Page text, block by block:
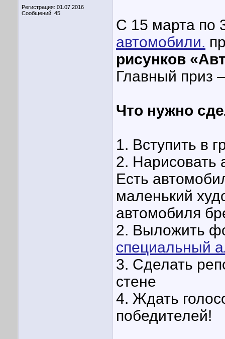
Регистрация: 01.07.2016
Сообщений: 45
С 15 марта по
автомобили.
рисунков
Главный приз
Что нужно
1. Вступить в
2. Нарисовать
Есть
маленький
автомобиля
2. Выложить
специальный
3. Сделать
стене
4. Ждать
победителей!